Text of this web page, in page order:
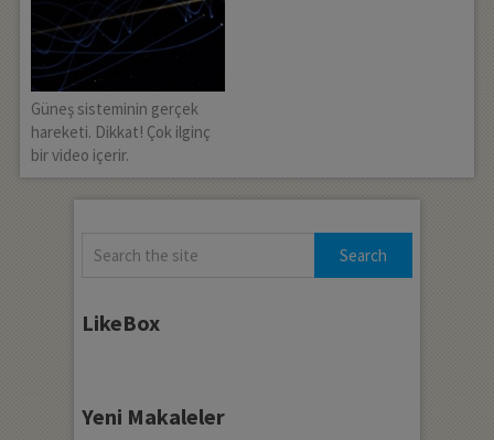
Güneş sisteminin gerçek
hareketi. Dikkat! Çok ilginç
bir video içerir.
LikeBox
Yeni Makaleler